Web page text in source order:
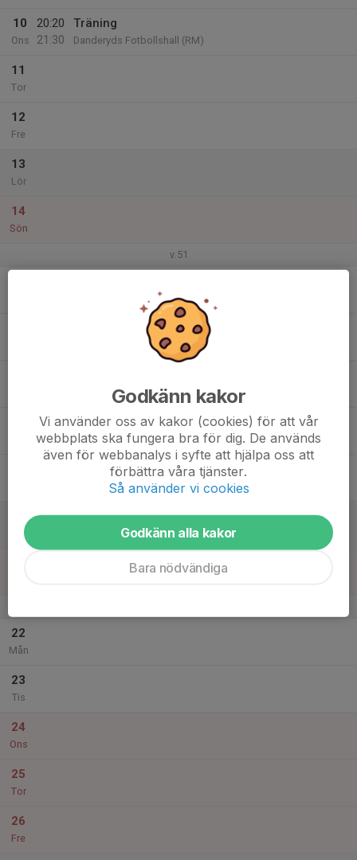
10
Ons
20:20
21:30
Träning
Danderyds Fotbollshall (RM)
11
Tor
12
Fre
13
Lör
14
Sön
v.51
Enebybergs IP
Lör
22
Mån
23
Tis
24
Ons
25
Tor
26
Fre
Godkänn kakor
Vi använder oss av kakor (cookies) för att vår
webbplats ska fungera bra för dig. De används
även för webbanalys i syfte att hjälpa oss att
förbättra våra tjänster.
Så använder vi cookies
Godkänn alla kakor
Bara nödvändiga